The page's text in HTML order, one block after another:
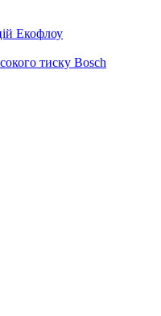
Екофлоу
тиску Bosch